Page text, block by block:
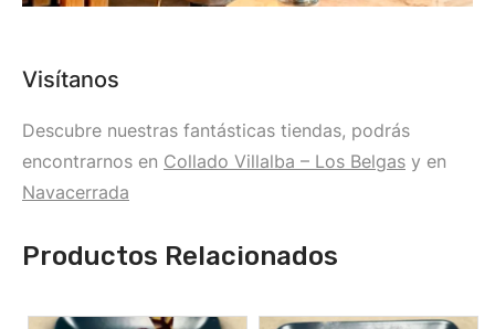
Visítanos
Descubre nuestras fantásticas tiendas, podrás
encontrarnos en Collado Villalba – Los Belgas y en
Navacerrada
Productos Relacionados